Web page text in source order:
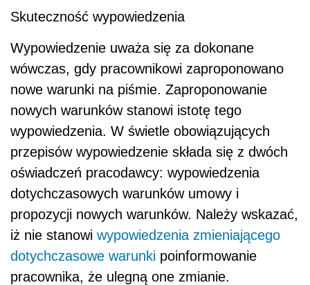
Skuteczność wypowiedzenia
Wypowiedzenie uważa się za dokonane
wówczas, gdy pracownikowi zaproponowano
nowe warunki na piśmie. Zaproponowanie
nowych warunków stanowi istotę tego
wypowiedzenia. W świetle obowiązujących
przepisów wypowiedzenie składa się z dwóch
oświadczeń pracodawcy: wypowiedzenia
dotychczasowych warunków umowy i
propozycji nowych warunków. Należy wskazać,
iż nie stanowi wypowiedzenia zmieniającego
dotychczasowe warunki poinformowanie
pracownika, że ulegną one zmianie.